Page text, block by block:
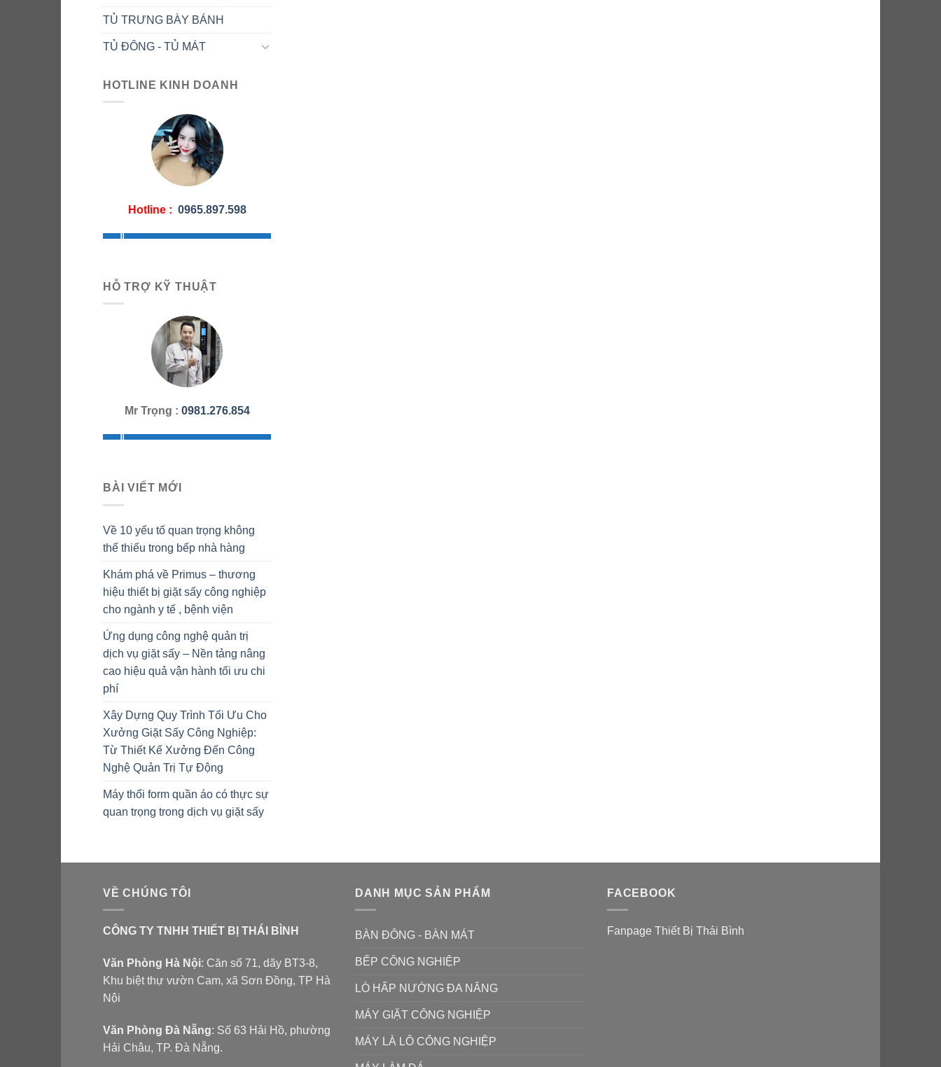
TỦ TRƯNG BÀY BÁNH
TỦ ĐÔNG - TỦ MÁT
HOTLINE KINH DOANH
Hotline : 0965.897.598
HỖ TRỢ KỸ THUẬT
Mr Trọng : 0981.276.854
BÀI VIẾT MỚI
Về 10 yếu tố quan trọng không
thể thiếu trong bếp nhà hàng
Khám phá về Primus – thương
hiệu thiết bị giặt sấy công nghiệp
cho ngành y tế , bệnh viện
Ứng dụng công nghệ quản trị
dịch vụ giặt sấy – Nền tảng nâng
cao hiệu quả vận hành tối ưu chi
phí
Xây Dựng Quy Trình Tối Ưu Cho
Xưởng Giặt Sấy Công Nghiệp:
Từ Thiết Kế Xưởng Đến Công
Nghệ Quản Trị Tự Động
Máy thổi form quần áo có thực sự
quan trọng trong dịch vụ giặt sấy
VỀ CHÚNG TÔI
CÔNG TY TNHH THIẾT BỊ THÁI BÌNH
Văn Phòng Hà Nội: Căn số 71, dãy BT3-8,
Khu biệt thự vườn Cam, xã Sơn Đồng, TP Hà
Nội
Văn Phòng Đà Nẵng: Số 63 Hải Hồ, phường
Hải Châu, TP. Đà Nẵng.
DANH MỤC SẢN PHẨM
BÀN ĐÔNG - BÀN MÁT
BẾP CÔNG NGHIỆP
LÒ HẤP NƯỚNG ĐA NĂNG
MÁY GIẶT CÔNG NGHIỆP
MÁY LÀ LÔ CÔNG NGHIỆP
FACEBOOK
Fanpage Thiết Bị Thái Bình